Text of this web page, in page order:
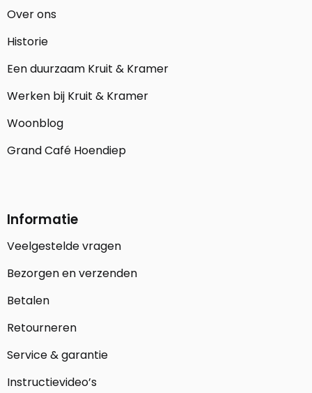
Over ons
Historie
Een duurzaam Kruit & Kramer
Werken bij Kruit & Kramer
Woonblog
Grand Café Hoendiep
Informatie
Veelgestelde vragen
Bezorgen en verzenden
Betalen
Retourneren
Service & garantie
Instructievideo’s